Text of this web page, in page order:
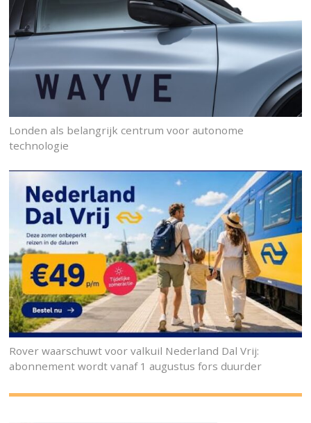
Londen als belangrijk centrum voor autonome
technologie
Rover waarschuwt voor valkuil Nederland Dal Vrij:
abonnement wordt vanaf 1 augustus fors duurder